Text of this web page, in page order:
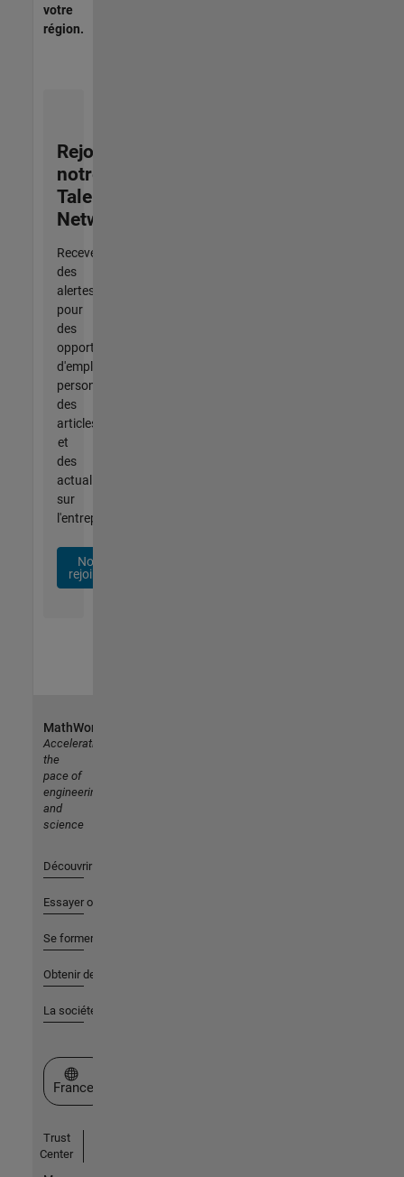
votre
région.
Rejoignez
notre
Talent
Network
Recevez
des
alertes
pour
des
opportunités
d'emploi
personnalisées,
des
articles
et
des
actualités
sur
l'entreprise.
Nous
rejoindre
MathWorks
Accelerating
the
pace of
engineering
and
science
Découvrir les produits
Essayer ou acheter
Se former
Obtenir de l'aide
La société
Sélectionner un site web
France
Trust
Center